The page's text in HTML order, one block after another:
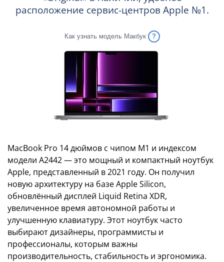
расположение сервис-центров Apple №1.
Как узнать модель Макбук
MacBook Pro 14 дюймов с чипом M1 и индексом
модели A2442 — это мощный и компактный ноутбук
Apple, представленный в 2021 году. Он получил
новую архитектуру на базе Apple Silicon,
обновлённый дисплей Liquid Retina XDR,
увеличенное время автономной работы и
улучшенную клавиатуру. Этот ноутбук часто
выбирают дизайнеры, программисты и
профессионалы, которым важны
производительность, стабильность и эргономика.